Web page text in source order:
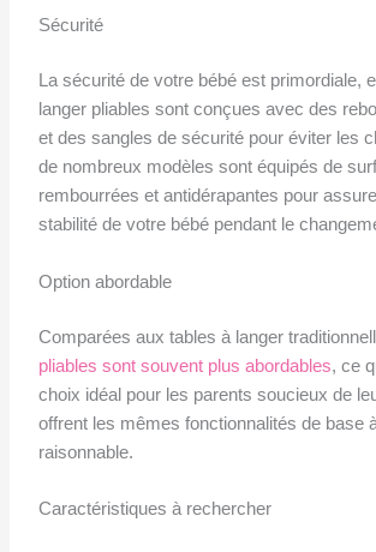
Sécurité
La sécurité de votre bébé est primordiale,
langer pliables sont conçues avec des
et des sangles de sécurité pour éviter les
de nombreux modèles sont équipés de
rembourrées et antidérapantes pour
stabilité de votre bébé pendant le
Option abordable
Comparées aux tables à langer
pliables sont souvent plus abordables, ce
choix idéal pour les parents soucieux de
offrent les mêmes fonctionnalités de base
raisonnable.
Caractéristiques à rechercher